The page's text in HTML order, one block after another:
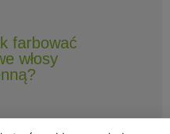
farbować
włosy